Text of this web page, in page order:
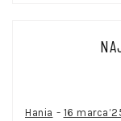
Hania - 16